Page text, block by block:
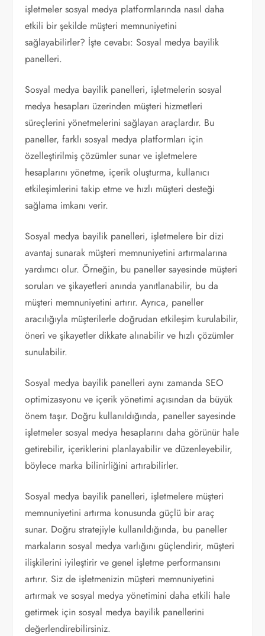
işletmeler sosyal medya platformlarında nasıl daha
etkili bir şekilde müşteri memnuniyetini
sağlayabilirler? İşte cevabı: Sosyal medya bayilik
panelleri.
Sosyal medya bayilik panelleri, işletmelerin sosyal
medya hesapları üzerinden müşteri hizmetleri
süreçlerini yönetmelerini sağlayan araçlardır. Bu
paneller, farklı sosyal medya platformları için
özelleştirilmiş çözümler sunar ve işletmelere
hesaplarını yönetme, içerik oluşturma, kullanıcı
etkileşimlerini takip etme ve hızlı müşteri desteği
sağlama imkanı verir.
Sosyal medya bayilik panelleri, işletmelere bir dizi
avantaj sunarak müşteri memnuniyetini artırmalarına
yardımcı olur. Örneğin, bu paneller sayesinde müşteri
soruları ve şikayetleri anında yanıtlanabilir, bu da
müşteri memnuniyetini artırır. Ayrıca, paneller
aracılığıyla müşterilerle doğrudan etkileşim kurulabilir,
öneri ve şikayetler dikkate alınabilir ve hızlı çözümler
sunulabilir.
Sosyal medya bayilik panelleri aynı zamanda SEO
optimizasyonu ve içerik yönetimi açısından da büyük
önem taşır. Doğru kullanıldığında, paneller sayesinde
işletmeler sosyal medya hesaplarını daha görünür hale
getirebilir, içeriklerini planlayabilir ve düzenleyebilir,
böylece marka bilinirliğini artırabilirler.
Sosyal medya bayilik panelleri, işletmelere müşteri
memnuniyetini artırma konusunda güçlü bir araç
sunar. Doğru stratejiyle kullanıldığında, bu paneller
markaların sosyal medya varlığını güçlendirir, müşteri
ilişkilerini iyileştirir ve genel işletme performansını
artırır. Siz de işletmenizin müşteri memnuniyetini
artırmak ve sosyal medya yönetimini daha etkili hale
getirmek için sosyal medya bayilik panellerini
değerlendirebilirsiniz.